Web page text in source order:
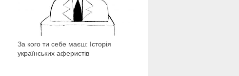
За кого ти себе маєш: Історія
українських аферистів